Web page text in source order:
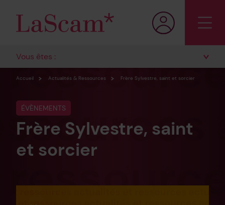
Vous êtes :
Accueil Actualités & Ressources Frère Sylvestre, saint et sorcier
ÉVÈNEMENTS
Frère Sylvestre, saint
et sorcier